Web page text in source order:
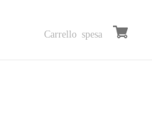
Carrello spesa